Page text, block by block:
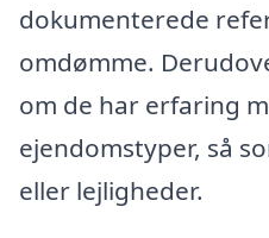
dokumenterede
omdømme.
om de har erfaring
ejendomstyper, så
eller lejligheder.